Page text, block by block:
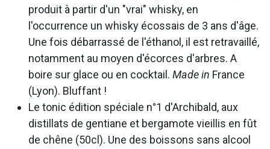
produit à partir d'un "vrai" whisky, en
l'occurrence un whisky écossais de 3 ans d'âge.
Une fois débarrassé de l'éthanol, il est retravaillé,
notamment au moyen d'écorces d'arbres. A
boire sur glace ou en cocktail. Made in France
(Lyon). Bluffant !
Le tonic édition spéciale n°1 d'Archibald, aux
distillats de gentiane et bergamote vieillis en fût
de chêne (50cl). Une des boissons sans alcool